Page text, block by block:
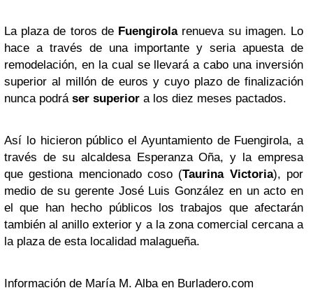
La plaza de toros de Fuengirola renueva su imagen. Lo
hace a través de una importante y seria apuesta de
remodelación, en la cual se llevará a cabo una inversión
superior al millón de euros y cuyo plazo de finalización
nunca podrá ser superior a los diez meses pactados.
Así lo hicieron público el Ayuntamiento de Fuengirola, a
través de su alcaldesa Esperanza Oña, y la empresa
que gestiona mencionado coso (Taurina Victoria), por
medio de su gerente José Luis González en un acto en
el que han hecho públicos los trabajos que afectarán
también al anillo exterior y a la zona comercial cercana a
la plaza de esta localidad malagueña.
Información de María M. Alba en Burladero.com